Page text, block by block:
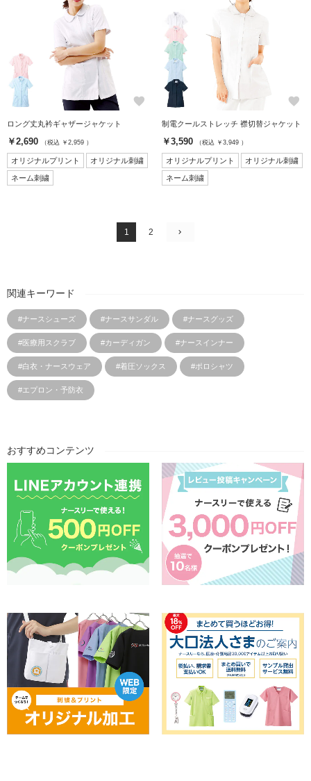
favorite
ロング丈丸衿ギャザージャケット
￥2,690 （税込 ￥2,959 ）
オリジナルプリント オリジナル刺繍
ネーム刺繍
favorite
制電クールストレッチ 襟切替ジャケット
￥3,590 （税込 ￥3,949 ）
オリジナルプリント オリジナル刺繍
ネーム刺繍
1 2
関連キーワード
#ナースシューズ #ナースサンダル #ナースグッズ
#医療用スクラブ #カーディガン #ナースインナー
#白衣・ナースウェア #着圧ソックス #ポロシャツ
#エプロン・予防衣
おすすめコンテンツ